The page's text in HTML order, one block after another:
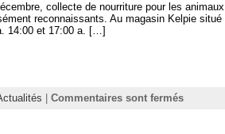
collecte de nourriture pour les
reconnaissants. Au magasin Kelpie
14:00 et 17:00 a. […]
Commentaires sont fermés